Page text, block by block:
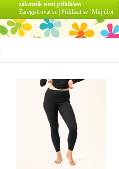
zákazník není přihlášen
Zaregistrovat se Přihlásit se Můj účet